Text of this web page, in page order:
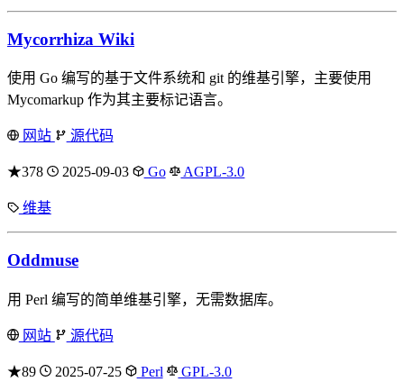
Mycorrhiza Wiki
使用 Go 编写的基于文件系统和 git 的维基引擎，主要使用
Mycomarkup 作为其主要标记语言。
网站 源代码
★378 2025-09-03 Go AGPL-3.0
维基
Oddmuse
用 Perl 编写的简单维基引擎，无需数据库。
网站 源代码
★89 2025-07-25 Perl GPL-3.0